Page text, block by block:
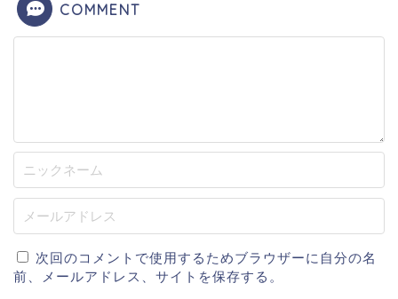
COMMENT
次回のコメントで使用するためブラウザーに自分の名
前、メールアドレス、サイトを保存する。